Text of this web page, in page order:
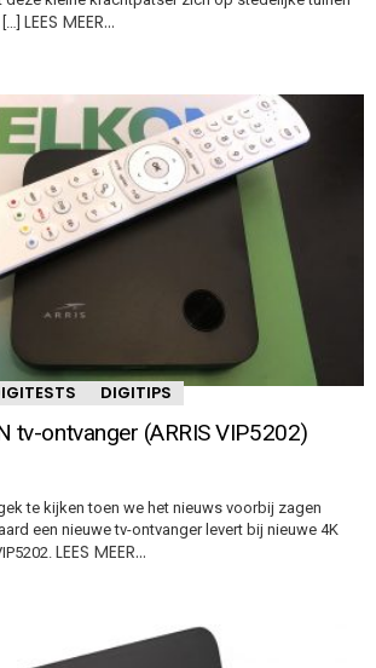
LEES MEER…
DIGITIPS
tv-ontvanger (ARRIS VIP5202)
te kijken toen we het nieuws voorbij zagen
een nieuwe tv-ontvanger levert bij nieuwe 4K
LEES MEER…